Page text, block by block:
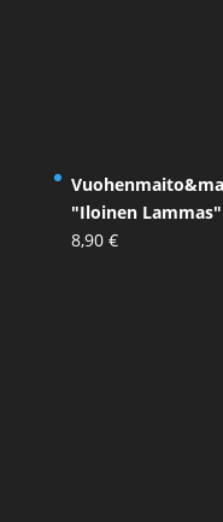
"Iloinen Lammas"
8,90 €